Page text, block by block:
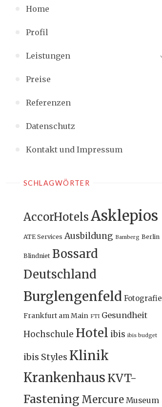
Home
Profil
Leistungen
Preise
Referenzen
Datenschutz
Kontakt und Impressum
SCHLAGWÖRTER
AccorHotelsAsklepios
ATE Services Ausbildung Bamberg Berlin
Blindniet Bossard
Deutschland
Burglengenfeld Fotografie
Frankfurt am Main FTI Gesundheit
Hochschule Hotel ibis ibis budget
ibis Styles Klinik
Krankenhaus KVT-
Fastening Mercure Museum